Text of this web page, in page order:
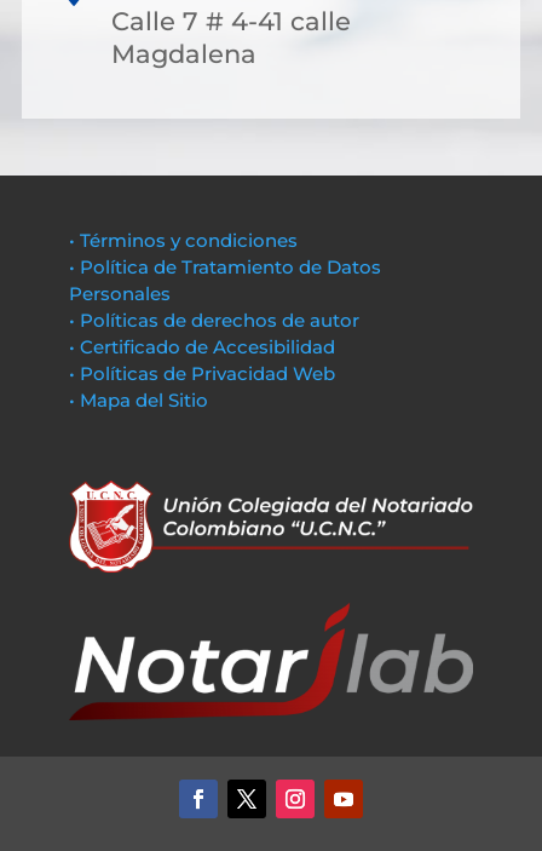
Calle 7 # 4-41 calle
Magdalena
• Términos y condiciones
• Política de Tratamiento de Datos
Personales
• Políticas de derechos de autor
• Certificado de Accesibilidad
• Políticas de Privacidad Web
• Mapa del Sitio